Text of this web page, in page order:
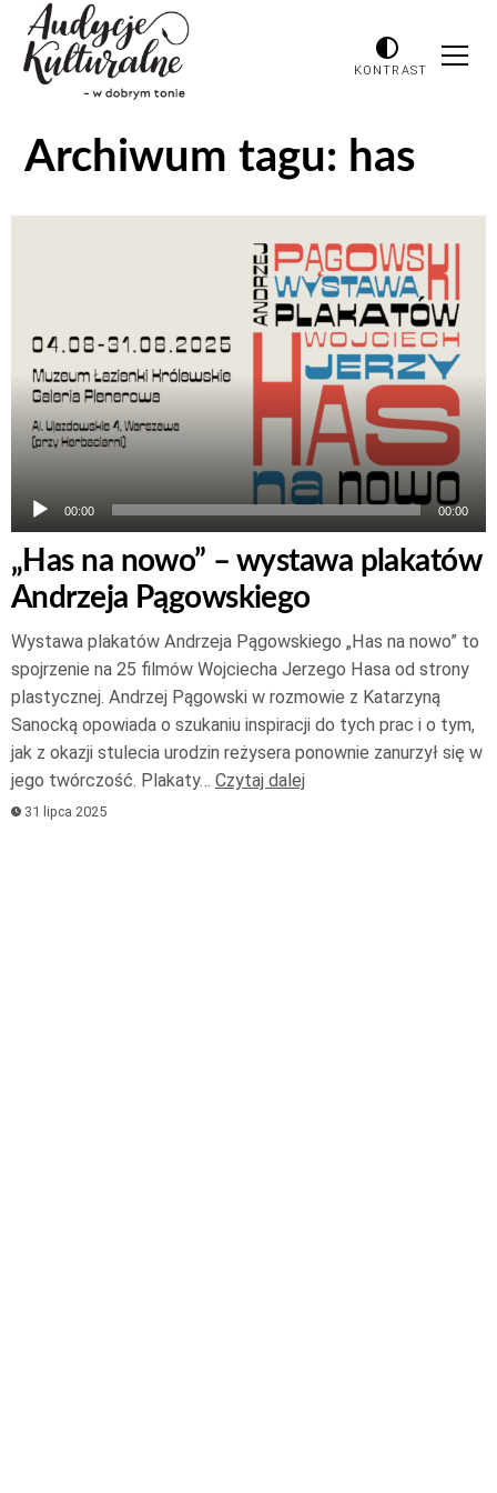
KONTRAST
Archiwum tagu: has
00:00 00:00
„Has na nowo” – wystawa plakatów
Andrzeja Pągowskiego
Wystawa plakatów Andrzeja Pągowskiego „Has na nowo” to
spojrzenie na 25 filmów Wojciecha Jerzego Hasa od strony
plastycznej. Andrzej Pągowski w rozmowie z Katarzyną
Sanocką opowiada o szukaniu inspiracji do tych prac i o tym,
jak z okazji stulecia urodzin reżysera ponownie zanurzył się w
jego twórczość. Plakaty… Czytaj dalej
31 lipca 2025